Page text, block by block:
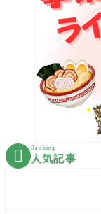
 Ranking
人気記事